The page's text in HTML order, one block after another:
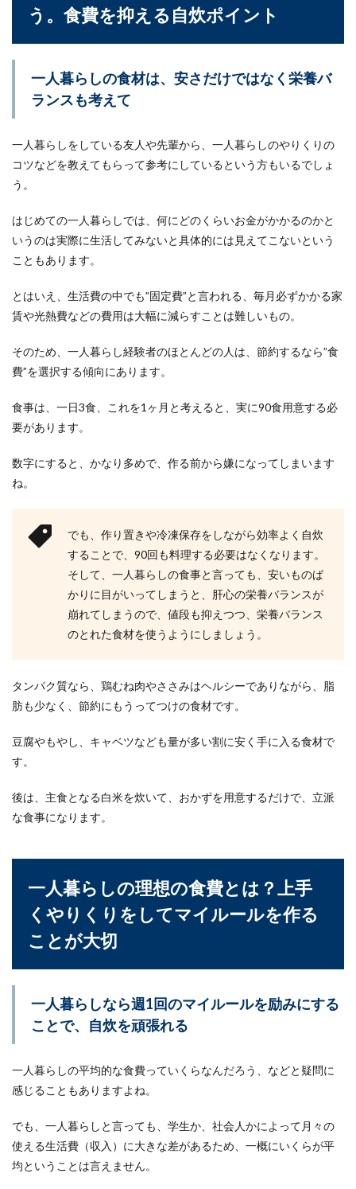
う。食費を抑える自炊ポイント
一人暮らしの食材は、安さだけではなく栄養バ
ランスも考えて
一人暮らしをしている友人や先輩から、一人暮らしのやりくりの
コツなどを教えてもらって参考にしているという方もいるでしょ
う。
はじめての一人暮らしでは、何にどのくらいお金がかかるのかと
いうのは実際に生活してみないと具体的には見えてこないという
こともあります。
とはいえ、生活費の中でも”固定費”と言われる、毎月必ずかかる家
賃や光熱費などの費用は大幅に減らすことは難しいもの。
そのため、一人暮らし経験者のほとんどの人は、節約するなら”食
費”を選択する傾向にあります。
食事は、一日3食、これを1ヶ月と考えると、実に90食用意する必
要があります。
数字にすると、かなり多めで、作る前から嫌になってしまいます
ね。
でも、作り置きや冷凍保存をしながら効率よく自炊
することで、90回も料理する必要はなくなります。
そして、一人暮らしの食事と言っても、安いものば
かりに目がいってしまうと、肝心の栄養バランスが
崩れてしまうので、値段も抑えつつ、栄養バランス
のとれた食材を使うようにしましょう。
タンパク質なら、鶏むね肉やささみはヘルシーでありながら、脂
肪も少なく、節約にもうってつけの食材です。
豆腐やもやし、キャベツなども量が多い割に安く手に入る食材で
す。
後は、主食となる白米を炊いて、おかずを用意するだけで、立派
な食事になります。
一人暮らしの理想の食費とは？上手
くやりくりをしてマイルールを作る
ことが大切
一人暮らしなら週1回のマイルールを励みにする
ことで、自炊を頑張れる
一人暮らしの平均的な食費っていくらなんだろう、などと疑問に
感じることもありますよね。
でも、一人暮らしと言っても、学生か、社会人かによって月々の
使える生活費（収入）に大きな差があるため、一概にいくらが平
均ということは言えません。